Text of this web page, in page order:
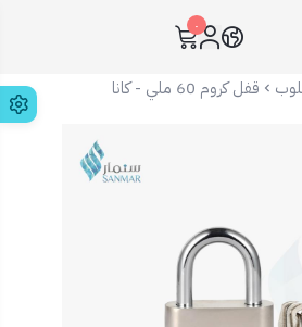
٠
قفل كروم 60 ملي - كانا